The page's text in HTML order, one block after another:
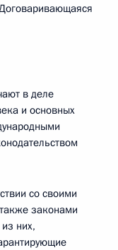
в деле
и основных
со своими
законами
них,